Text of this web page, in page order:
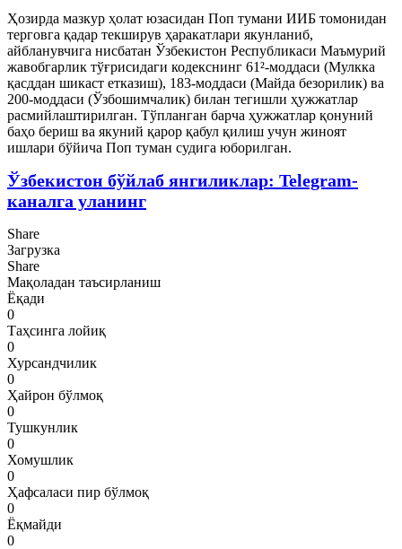
Ҳозирда мазкур ҳолат юзасидан Поп тумани ИИБ томонидан
терговга қадар текширув ҳаракатлари якунланиб,
айбланувчига нисбатан Ўзбекистон Республикаси Маъмурий
жавобгарлик тўғрисидаги кодекснинг 61²-моддаси (Мулкка
қасддан шикаст етказиш), 183-моддаси (Майда безорилик) ва
200-моддаси (Ўзбошимчалик) билан тегишли ҳужжатлар
расмийлаштирилган. Тўпланган барча ҳужжатлар қонуний
баҳо бериш ва якуний қарор қабул қилиш учун жиноят
ишлари бўйича Поп туман судига юборилган.
Ўзбекистон бўйлаб янгиликлар: Telegram-
каналга уланинг
Share
Загрузка
Share
Мақоладан таъсирланиш
Ёқади
0
Таҳсинга лойиқ
0
Хурсандчилик
0
Ҳайрон бўлмоқ
0
Тушкунлик
0
Хомушлик
0
Ҳафсаласи пир бўлмоқ
0
Ёқмайди
0